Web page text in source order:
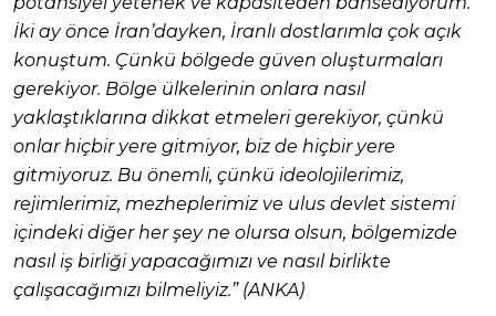
İki ay önce İran’dayken, İranlı dostlarımla çok açık
konuştum. Çünkü bölgede güven oluşturmaları
gerekiyor. Bölge ülkelerinin onlara nasıl
yaklaştıklarına dikkat etmeleri gerekiyor, çünkü
onlar hiçbir yere gitmiyor, biz de hiçbir yere
gitmiyoruz. Bu önemli, çünkü ideolojilerimiz,
rejimlerimiz, mezheplerimiz ve ulus devlet sistemi
içindeki diğer her şey ne olursa olsun, bölgemizde
nasıl iş birliği yapacağımızı ve nasıl birlikte
çalışacağımızı bilmeliyiz.” (ANKA)